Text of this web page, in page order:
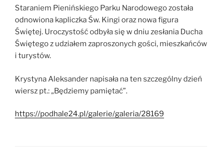
Staraniem Pienińskiego Parku Narodowego została
odnowiona kapliczka Św. Kingi oraz nowa figura
Świętej. Uroczystość odbyła się w dniu zesłania Ducha
Świętego z udziałem zaproszonych gości, mieszkańców
i turystów.
Krystyna Aleksander napisała na ten szczególny dzień
wiersz pt.: „Będziemy pamiętać”.
https://podhale24.pl/galerie/galeria/28169